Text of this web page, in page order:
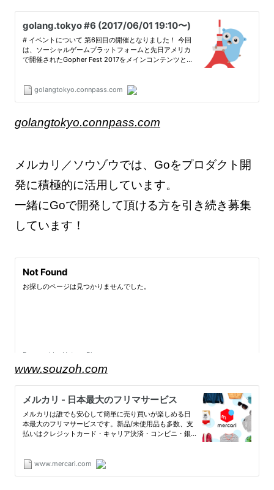
golangtokyo.connpass.com
メルカリ／ソウゾウでは、Goをプロダクト開
発に積極的に活用しています。
一緒にGoで開発して頂ける方を引き続き募集
しています！
www.souzoh.com